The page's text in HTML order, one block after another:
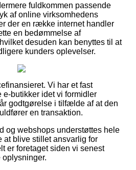
fuldkommen passende
af online virksomhedens
der en række internet handler
en bedømmelse af
desuden kan benyttes til at
kunders oplevelser.
Vi har et fast
butikker idet vi formidler
godtgørelse i tilfælde af at den
en transaktion.
og webshops understøttes hele
at blive stillet ansvarlig for
er foretaget siden vi senest